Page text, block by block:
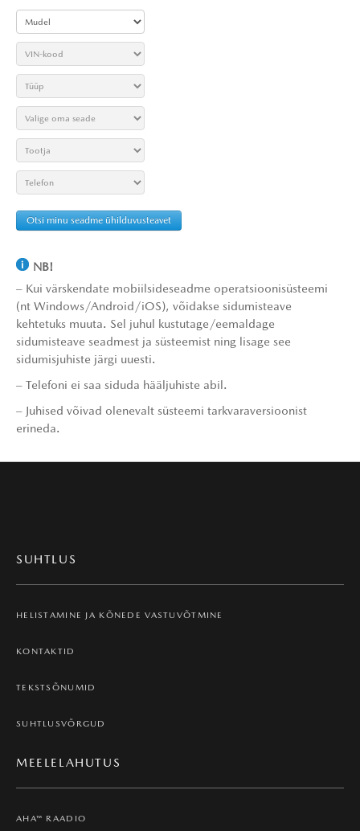
Otsi minu seadme ühilduvusteavet
NB!
– Kui värskendate mobiilsideseadme operatsioonisüsteemi
(nt Windows/Android/iOS), võidakse sidumisteave
kehtetuks muuta. Sel juhul kustutage/eemaldage
sidumisteave seadmest ja süsteemist ning lisage see
sidumisjuhiste järgi uuesti.
– Telefoni ei saa siduda hääljuhiste abil.
– Juhised võivad olenevalt süsteemi tarkvaraversioonist
erineda.
SUHTLUS
HELISTAMINE JA KÕNEDE VASTUVÕTMINE
KONTAKTID
TEKSTSÕNUMID
SUHTLUSVÕRGUD
MEELELAHUTUS
AHA™ RAADIO